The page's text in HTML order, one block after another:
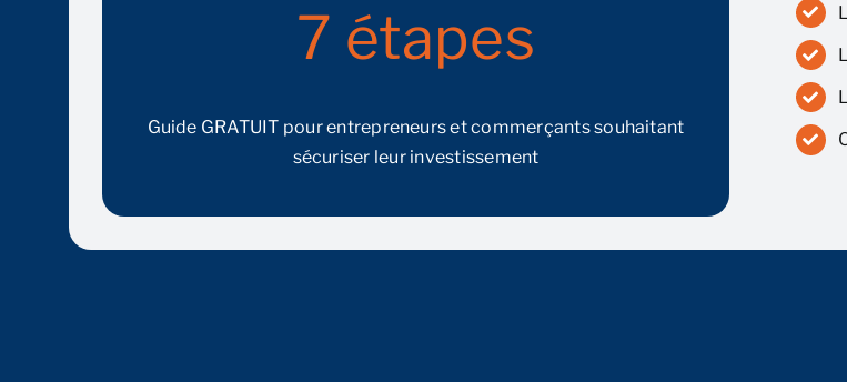
7 étapes
Guide GRATUIT pour entrepreneurs et commerçants souhaitant
sécuriser leur investissement